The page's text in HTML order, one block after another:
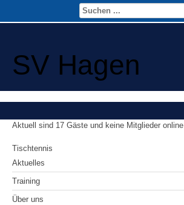
SV Hagen
Aktuell sind 17 Gäste und keine Mitglieder online
Tischtennis
Aktuelles
Training
Über uns